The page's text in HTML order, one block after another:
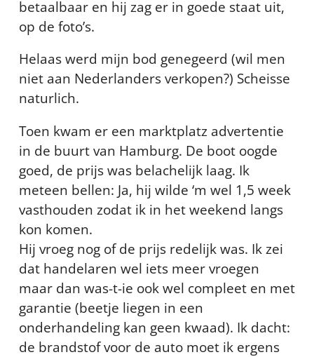
betaalbaar en hij zag er in goede staat uit,
op de foto’s.
Helaas werd mijn bod genegeerd (wil men
niet aan Nederlanders verkopen?) Scheisse
naturlich.
Toen kwam er een marktplatz advertentie
in de buurt van Hamburg. De boot oogde
goed, de prijs was belachelijk laag. Ik
meteen bellen: Ja, hij wilde ‘m wel 1,5 week
vasthouden zodat ik in het weekend langs
kon komen.
Hij vroeg nog of de prijs redelijk was. Ik zei
dat handelaren wel iets meer vroegen
maar dan was-t-ie ook wel compleet en met
garantie (beetje liegen in een
onderhandeling kan geen kwaad). Ik dacht:
de brandstof voor de auto moet ik ergens